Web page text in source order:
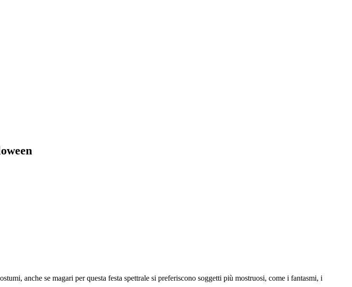
anche se magari per questa festa spettrale si preferiscono soggetti più mostruosi, come i fantasmi, i